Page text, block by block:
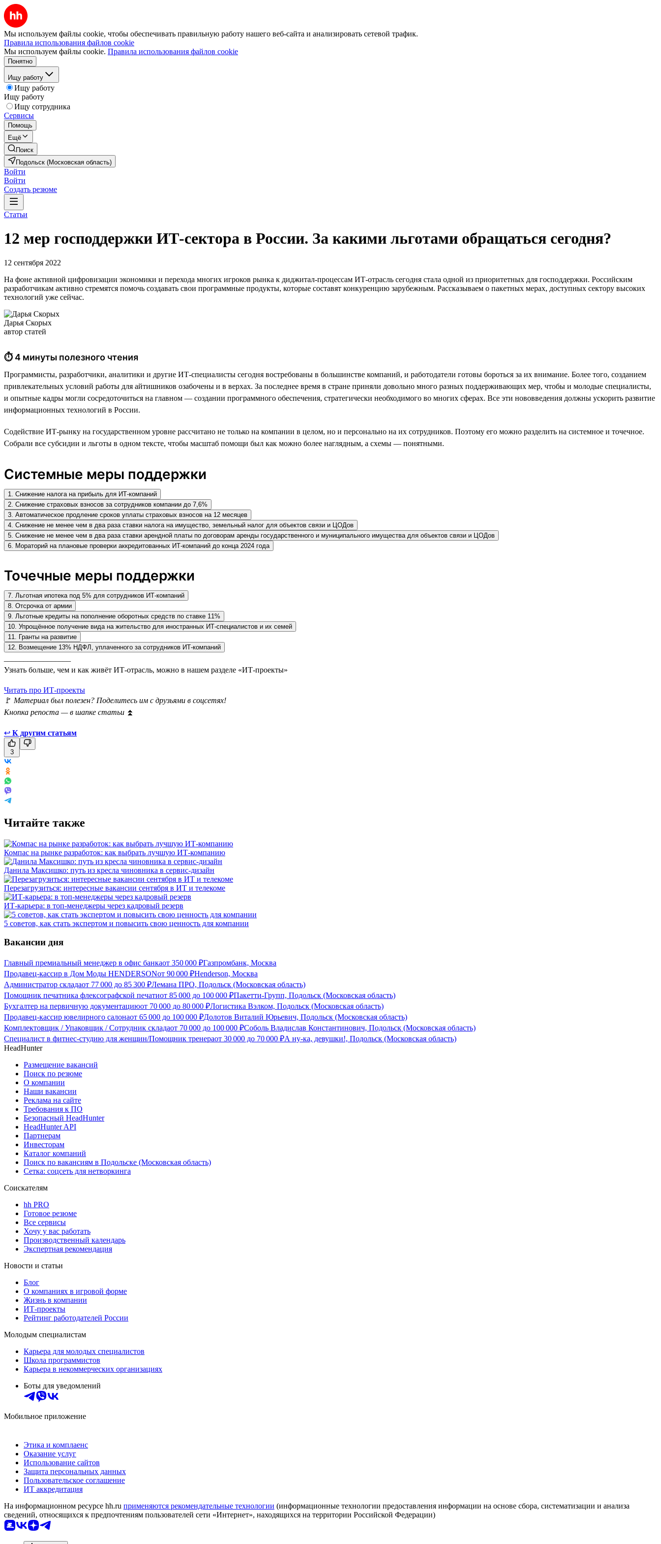
Мы используем файлы cookie, чтобы обеспечивать правильную работу нашего веб-сайта и анализировать сетевой трафик.
Правила использования файлов cookie
Мы используем файлы cookie. Правила использования файлов cookie
Понятно
Ищу работу
Ищу работу
Ищу работу
Ищу сотрудника
Сервисы
Помощь
Ещё
Поиск
Подольск (Московская область)
Войти
Войти
Создать резюме
Статьи
12 мер господдержки ИТ-сектора в России. За какими льготами обращаться сегодня?
12 сентября 2022
На фоне активной цифровизации экономики и перехода многих игроков рынка к диджитал-процессам ИТ-отрасль сегодня стала одной из приоритетных для господдержки. Российским
разработчикам активно стремятся помочь создавать свои программные продукты, которые составят конкуренцию зарубежным. Рассказываем о пакетных мерах, доступных сектору высоких
технологий уже сейчас.
Дарья Скорых
автор статей
⏱ 4 минуты полезного чтения
Программисты, разработчики, аналитики и другие ИТ-специалисты сегодня востребованы в большинстве компаний, и работодатели готовы бороться за их внимание. Более того, созданием
привлекательных условий работы для айтишников озабочены и в верхах. За последнее время в стране приняли довольно много разных поддерживающих мер, чтобы и молодые специалисты,
и опытные кадры могли сосредоточиться на главном — создании программного обеспечения, стратегически необходимого во многих сферах. Все эти нововведения должны ускорить развитие
информационных технологий в России.
Содействие ИТ-рынку на государственном уровне рассчитано не только на компании в целом, но и персонально на их сотрудников. Поэтому его можно разделить на системное и точечное.
Собрали все субсидии и льготы в одном тексте, чтобы масштаб помощи был как можно более наглядным, а схемы — понятными.
Системные меры поддержки
1. Снижение налога на прибыль для ИТ-компаний
2. Снижение страховых взносов за сотрудников компании до 7,6%
3. Автоматическое продление сроков уплаты страховых взносов на 12 месяцев
4. Снижение не менее чем в два раза ставки налога на имущество, земельный налог для объектов связи и ЦОДов
5. Снижение не менее чем в два раза ставки арендной платы по договорам аренды государственного и муниципального имущества для объектов связи и ЦОДов
6. Мораторий на плановые проверки аккредитованных ИТ-компаний до конца 2024 года
Точечные меры поддержки
7. Льготная ипотека под 5% для сотрудников ИТ-компаний
8. Отсрочка от армии
9. Льготные кредиты на пополнение оборотных средств по ставке 11%
10. Упрощённое получение вида на жительство для иностранных ИТ-специалистов и их семей
11. Гранты на развитие
12. Возмещение 13% НДФЛ, уплаченного за сотрудников ИТ-компаний
Узнать больше, чем и как живёт ИТ-отрасль, можно в нашем разделе «ИТ-проекты»
Читать про ИТ-проекты
🚩 Материал был полезен? Поделитесь им с друзьями в соцсетях!
Кнопка репоста — в шапке статьи ⏫
↩ К другим статьям
3
Читайте также
Компас на рынке разработок: как выбрать лучшую ИТ-компанию
Данила Максишко: путь из кресла чиновника в сервис-дизайн
Перезагрузиться: интересные вакансии сентября в ИТ и телекоме
ИТ-карьера: в топ-менеджеры через кадровый резерв
5 советов, как стать экспертом и повысить свою ценность для компании
Вакансии дня
Главный премиальный менеджер в офис банкаот 350 000 ₽Газпромбанк, Москва
Продавец-кассир в Дом Моды HENDERSONот 90 000 ₽Henderson, Москва
Администратор складаот 77 000 до 85 300 ₽Лемана ПРО, Подольск (Московская область)
Помощник печатника флексографской печатиот 85 000 до 100 000 ₽Пакетти-Групп, Подольск (Московская область)
Бухгалтер на первичную документациюот 70 000 до 80 000 ₽Логистика Вэлком, Подольск (Московская область)
Продавец-кассир ювелирного салонаот 65 000 до 100 000 ₽Долотов Виталий Юрьевич, Подольск (Московская область)
Комплектовщик / Упаковщик / Сотрудник складаот 70 000 до 100 000 ₽Соболь Владислав Константинович, Подольск (Московская область)
Специалист в фитнес-студию для женщин/Помощник тренераот 30 000 до 70 000 ₽А ну-ка, девушки!, Подольск (Московская область)
HeadHunter
Размещение вакансий
Поиск по резюме
О компании
Наши вакансии
Реклама на сайте
Требования к ПО
Безопасный HeadHunter
HeadHunter API
Партнерам
Инвесторам
Каталог компаний
Поиск по вакансиям в Подольске (Московская область)
Сетка: соцсеть для нетворкинга
Соискателям
hh PRO
Готовое резюме
Все сервисы
Хочу у вас работать
Производственный календарь
Экспертная рекомендация
Новости и статьи
Блог
О компаниях в игровой форме
Жизнь в компании
ИТ-проекты
Рейтинг работодателей России
Молодым специалистам
Карьера для молодых специалистов
Школа программистов
Карьера в некоммерческих организациях
Боты для уведомлений
Мобильное приложение
Этика и комплаенс
Оказание услуг
Использование сайтов
Защита персональных данных
Пользовательское соглашение
ИТ аккредитация
На информационном ресурсе hh.ru применяются рекомендательные технологии (информационные технологии предоставления информации на основе сбора, систематизации и анализа
сведений, относящихся к предпочтениям пользователей сети «Интернет», находящихся на территории Российской Федерации)